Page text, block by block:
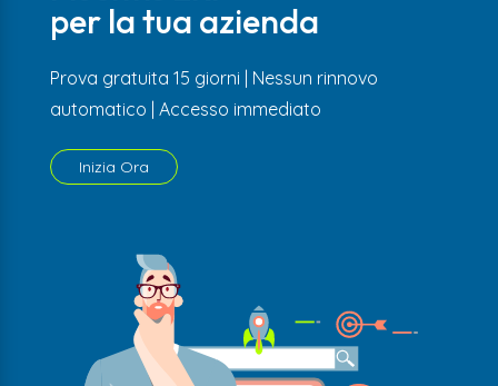
per la tua azienda
Prova gratuita 15 giorni | Nessun rinnovo
automatico | Accesso immediato
Inizia Ora